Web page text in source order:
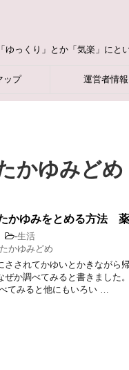
ゆっくり」とか「気楽」に
ップ 運営者情報
かゆみど
かゆみをとめる方法
-生活
かゆみどめ
さされてかゆいとかきながら
ぜか調べてみると書きました
てみると他にもいろい …